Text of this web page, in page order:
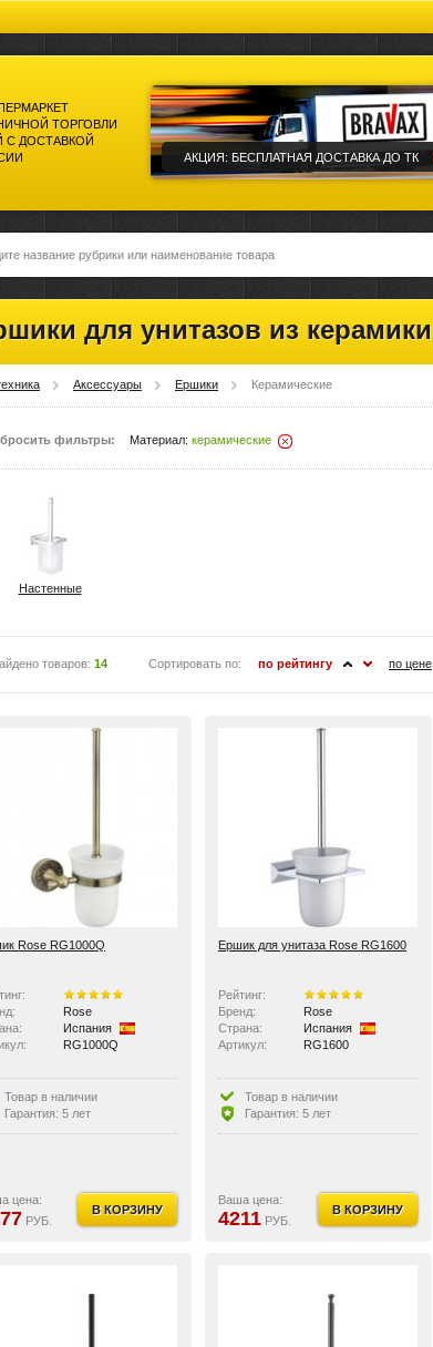
ТОРГОВЛИ
С ДОСТАВКОЙ
АКЦИЯ: БЕСПЛАТНАЯ ДОСТАВКА ДО ТК
для унитазов из керамики
Аксессуары Ершики Керамические
фильтры: Материал: керамические
Настенные
товаров: 14 Сортировать по: по рейтингу по цене
Rose RG1000Q
Rose
Испания
RG1000Q
Товар в наличии
Гарантия: 5 лет
цена:
РУБ.
В КОРЗИНУ
Ершик для унитаза Rose RG1600
Рейтинг:
Бренд:
Rose
Страна:
Испания
Артикул:
RG1600
Товар в наличии
Гарантия: 5 лет
Ваша цена:
4211 РУБ.
В КОРЗИНУ